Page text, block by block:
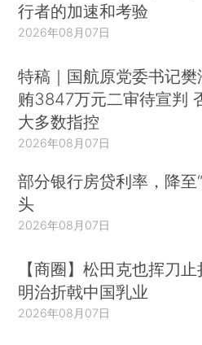
行者的加速和考验
2026年08月07日
特稿｜国航原党委书记樊
贿3847万元二审待宣判
大多数指控
2026年08月07日
部分银行房贷利率，降至
头
2026年08月07日
【商圈】松田克也挥刀止
明治折戟中国乳业
2026年08月07日